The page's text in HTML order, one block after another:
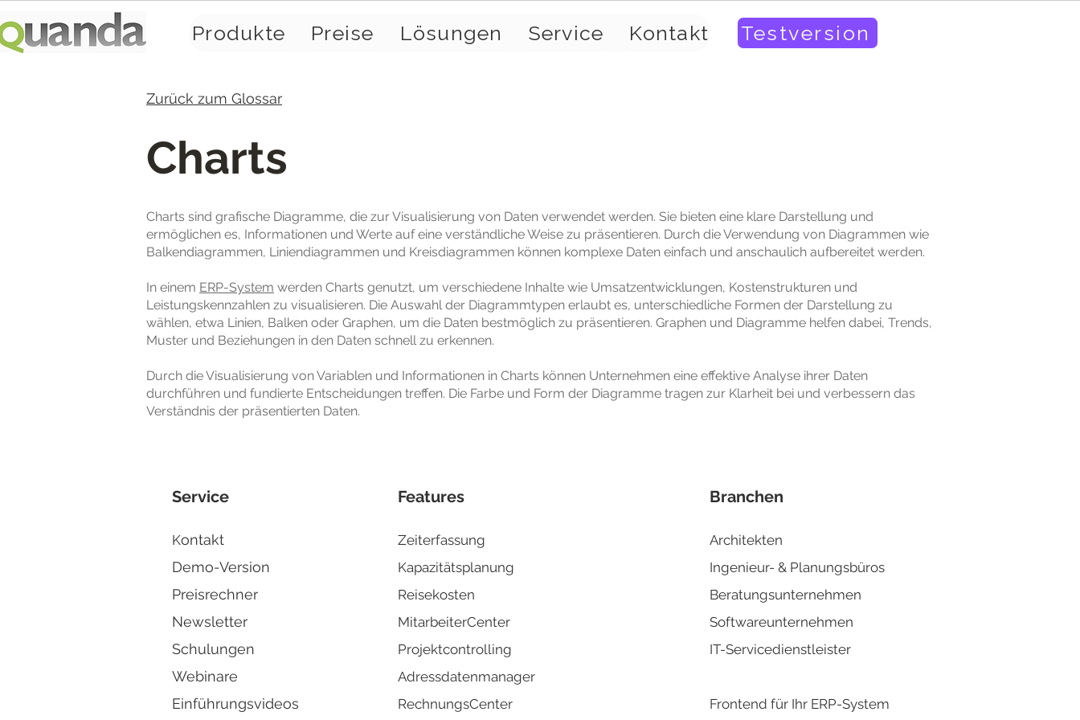
Produkte Preise Lösungen Service Kontakt Testversion
Zurück zum Glossar
Charts
Charts sind grafische Diagramme, die zur Visualisierung von Daten verwendet werden. Sie bieten eine klare Darstellung und
ermöglichen es, Informationen und Werte auf eine verständliche Weise zu präsentieren. Durch die Verwendung von Diagrammen wie
Balkendiagrammen, Liniendiagrammen und Kreisdiagrammen können komplexe Daten einfach und anschaulich aufbereitet werden.
In einem ERP-System werden Charts genutzt, um verschiedene Inhalte wie Umsatzentwicklungen, Kostenstrukturen und
Leistungskennzahlen zu visualisieren. Die Auswahl der Diagrammtypen erlaubt es, unterschiedliche Formen der Darstellung zu
wählen, etwa Linien, Balken oder Graphen, um die Daten bestmöglich zu präsentieren. Graphen und Diagramme helfen dabei, Trends,
Muster und Beziehungen in den Daten schnell zu erkennen.
Durch die Visualisierung von Variablen und Informationen in Charts können Unternehmen eine effektive Analyse ihrer Daten
durchführen und fundierte Entscheidungen treffen. Die Farbe und Form der Diagramme tragen zur Klarheit bei und verbessern das
Verständnis der präsentierten Daten.
Service
Kontakt
Demo-Version
Preisrechner
Newsletter
Schulungen
Webinare
Einführungsvideos
Features
Zeiterfassung
Kapazitätsplanung
Reisekosten
MitarbeiterCenter
Projektcontrolling
Adressdatenmanager
RechnungsCenter
Branchen
Architekten
Ingenieur- & Planungsbüros
Beratungsunternehmen
Softwareunternehmen
IT-Servicedienstleister
Frontend für Ihr ERP-System